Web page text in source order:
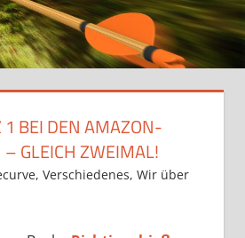
1 BEI DEN AMAZON-
– GLEICH ZWEIMAL!
,Verschiedenes,Wir über